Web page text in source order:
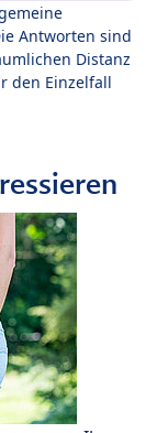
Antworten sind
Distanz
den Einzelfall